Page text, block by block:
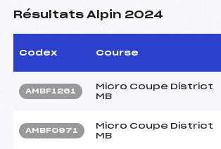
Résultats Alpin 2024
Codex Course
AMBF1261
Micro Coupe District
MB
AMBF0971
Micro Coupe District
MB